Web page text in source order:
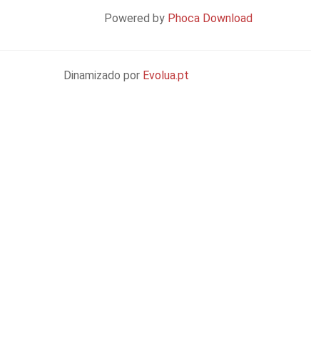
Powered by Phoca Download
Dinamizado por Evolua.pt